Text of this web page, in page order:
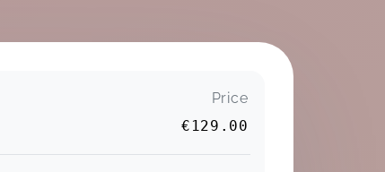
Price
€129.00